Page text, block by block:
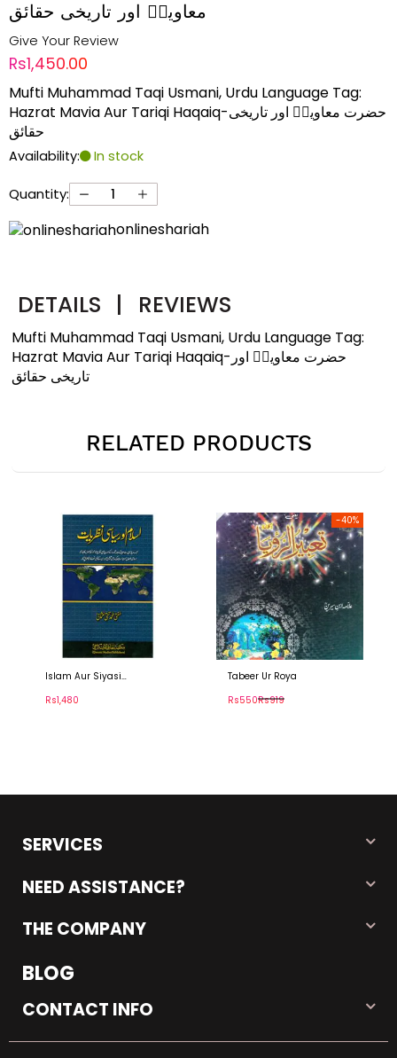
معاویہؓ اور تاریخی حقائق
Give Your Review
Rs1,450.00
Mufti Muhammad Taqi Usmani, Urdu Language Tag:
Hazrat Mavia Aur Tariqi Haqaiq-حضرت معاویہؓ اور تاریخی
حقائق
Availability: In stock
Quantity:
onlineshariah
DETAILS | REVIEWS
Mufti Muhammad Taqi Usmani, Urdu Language Tag:
Hazrat Mavia Aur Tariqi Haqaiq-حضرت معاویہؓ اور
تاریخی حقائق
RELATED PRODUCTS
Tabeer Ur Roya
Rs550
-25%
Naseem Hidayat Ke
جھونکے
Rs1,050Rs1,400
SERVICES
NEED ASSISTANCE?
THE COMPANY
BLOG
CONTACT INFO